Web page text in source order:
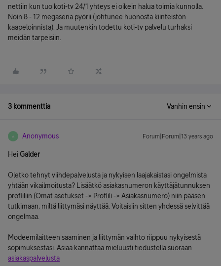
nettiin kun tuo koti-tv 24/1 yhteys ei oikein halua toimia kunnolla.
Noin 8 - 12 megasena pyörii (johtunee huonosta kiinteistön
kaapeloinnista). Ja muutenkin todettu koti-tv palvelu turhaksi
meidän tarpeisiin.
3 kommenttia Vanhin ensin
A Anonymous Forum|Forum|13 years ago
HeiGalder
Oletko tehnyt viihdepalvelusta ja nykyisen laajakaistasi ongelmista
yhtään vikailmoitusta? Lisäätkö asiakasnumeron käyttäjätunnuksen
profiiliin (Omat asetukset -> Profiili -> Asiakasnumero) niin pääsen
tutkimaan, miltä liittymäsi näyttää. Voitaisiin sitten yhdessä selvittää
ongelmaa.
Modeemilaitteen saaminen ja liittymän vaihto riippuu nykyisestä
sopimuksestasi. Asiaa kannattaa mieluusti tiedustella suoraan
asiakaspalvelusta